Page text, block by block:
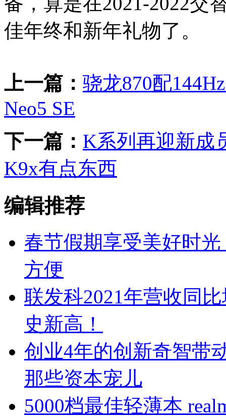
佳年终和新年礼物了。
上一篇： 骁龙870配
Neo5 SE
下一篇： K系列再迎新成
K9x有点东西
编辑推荐
春节假期享受美好时
方便
联发科2021年营收同
史新高！
创业4年的创新奇智带
那些资本宠儿
5000档最佳轻薄本